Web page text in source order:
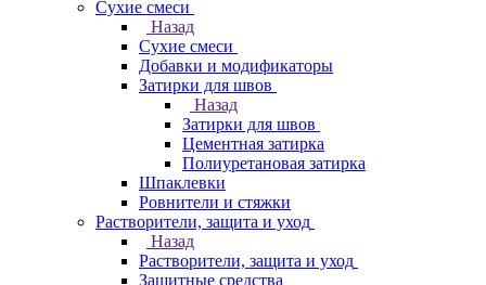
Сухие смеси
Назад
Сухие смеси
Добавки и модификаторы
Затирки для швов
Назад
Затирки для швов
Цементная затирка
Полиуретановая затирка
Шпаклевки
Ровнители и стяжки
Растворители, защита и уход
Назад
Растворители, защита и уход
Защитные средства